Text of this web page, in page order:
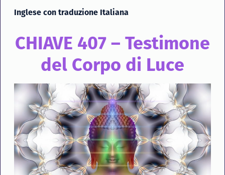
Inglese con traduzione Italiana
CHIAVE 407 – Testimone
del Corpo di Luce